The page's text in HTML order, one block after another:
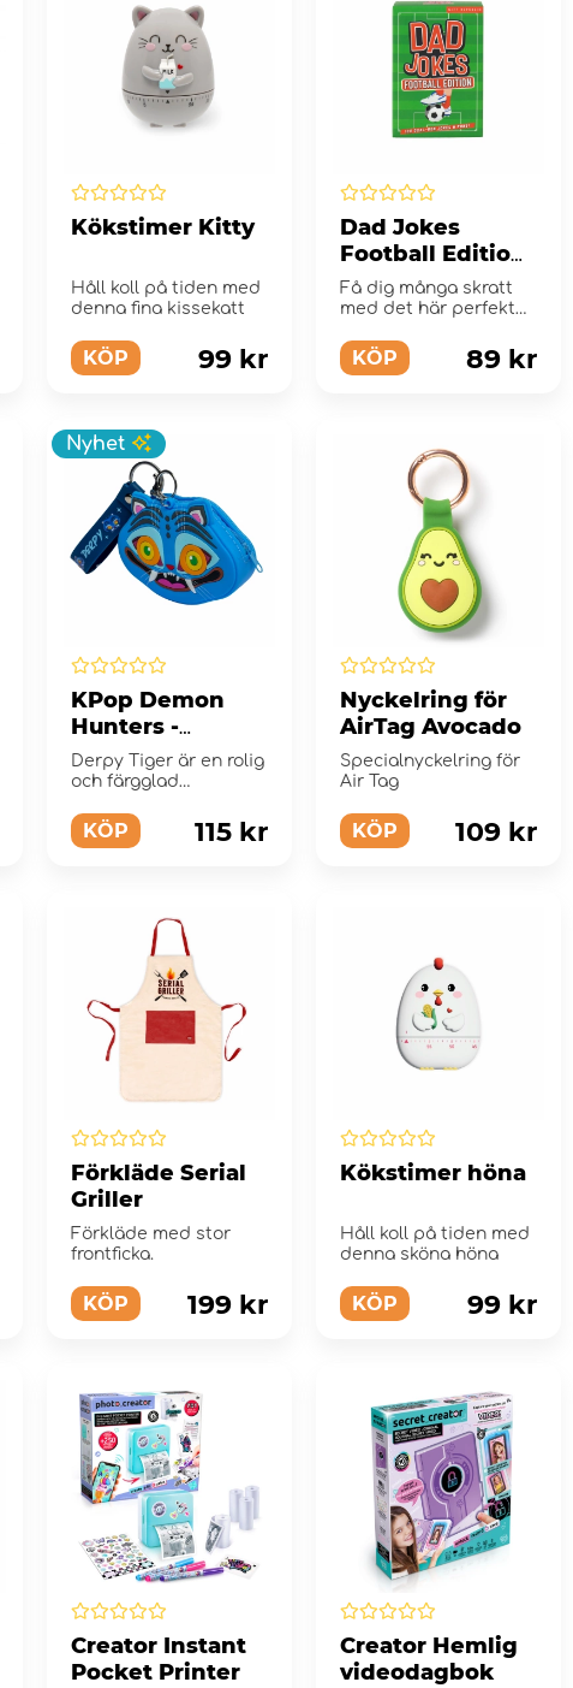
Kökstimer Kitty
Håll koll på tiden med
denna fina kissekatt
KÖP 99 kr
Dad Jokes
Football Edition
(ENG)
Få dig många skratt
med det här perfekta
pappaskämt med ...
KÖP 89 kr
Nyhet
KPop Demon
Hunters -
Nyckelring med
plånbok
Derpy Tiger är en rolig
och färgglad
KÖP 115 kr
Nyckelring för
AirTag Avocado
Specialnyckelring för
Air Tag
KÖP 109 kr
Förkläde Serial
Griller
Förkläde med stor
frontficka.
KÖP 199 kr
Kökstimer höna
Håll koll på tiden med
denna sköna höna
KÖP 99 kr
Creator Instant
Pocket Printer
Creator Hemlig
videodagbok